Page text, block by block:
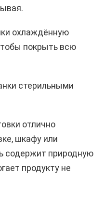
охлаждённую
покрыть всю
стерильными
отлично
шкафу или
содержит природную
продукту не